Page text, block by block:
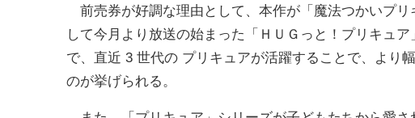
前売券が好調な理由として、本作が「魔法つかいプ
して今月より放送の始まった「ＨＵＧっと！プリキュ
で、直近 3 世代の プリキュアが活躍することで、より
のが挙げられる。